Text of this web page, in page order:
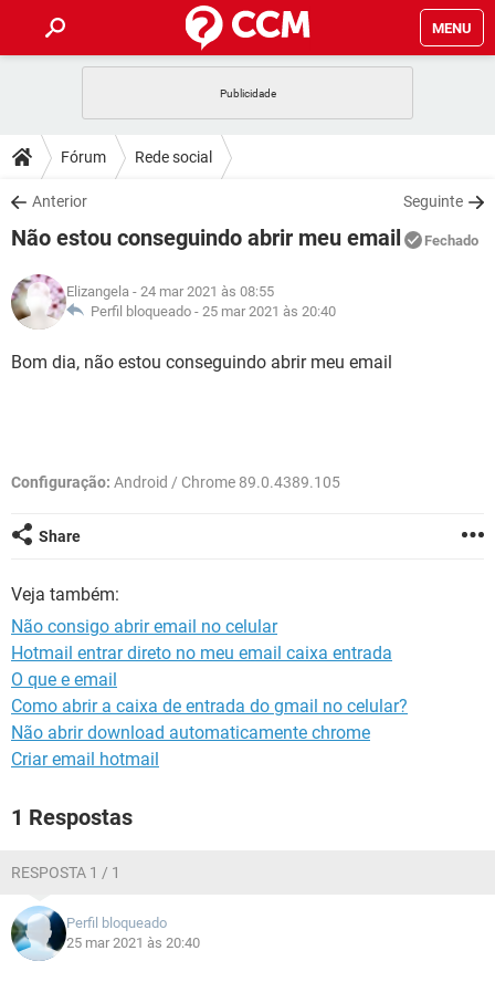
MENU
CELULAR
OUTLOOK
INSTAGRAM GMAIL
GUIA DE COMPRAS
DICAS
JOGOS
INSTAGRAM GMAIL
GUIA DE COMPRAS
DOWNLOADS
JOGOS WHATSAPP
CELULAR
OUTLOOK EXCEL
INSTAGRAM GMAIL
JOGOS WHATSAPP
CELULAR
OUTLOOK EXCEL
GLOSSÁRIO
JOGOS WHATSAPP
Fórum Rede social
Anterior Seguinte
Não estou conseguindo abrir meu email Fechado
Elizangela - 24 mar 2021 às 08:55
Perfil bloqueado - 25 mar 2021 às 20:40
Bom dia, não estou conseguindo abrir meu email
Configuração: Android / Chrome 89.0.4389.105
Share
Veja também:
Não consigo abrir email no celular
Hotmail entrar direto no meu email caixa entrada
O que e email
Como abrir a caixa de entrada do gmail no celular?
Não abrir download automaticamente chrome
Criar email hotmail
1 Respostas
RESPOSTA 1 / 1
Perfil bloqueado
25 mar 2021 às 20:40